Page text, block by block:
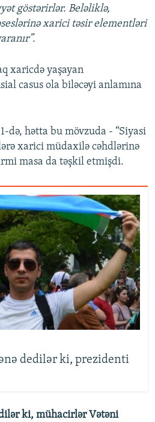
göstərirlər. Beləliklə,
xarici təsir elementləri
xaricdə yaşayan
casus ola biləcəyi anlamına
də, hətta bu mövzuda - “Siyasi
xarici müdaxilə cəhdlərinə
masa da təşkil etmişdi.
dedilər ki, prezidenti
ki, mühacirlər Vətəni